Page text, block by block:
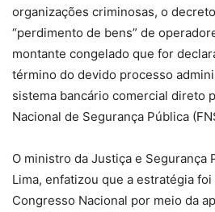
organizações criminosas, o
“perdimento de bens” de
montante congelado que for
término do devido processo
sistema bancário comercial direto
Nacional de Segurança Pública
O ministro da Justiça e Segurança
Lima, enfatizou que a estratégia
Congresso Nacional por meio da